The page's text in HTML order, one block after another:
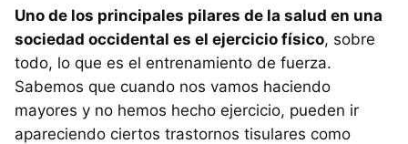
Uno de los principales pilares de la salud en una
sociedad occidental es el ejercicio físico, sobre
todo, lo que es el entrenamiento de fuerza.
Sabemos que cuando nos vamos haciendo
mayores y no hemos hecho ejercicio, pueden ir
apareciendo ciertos trastornos tisulares como